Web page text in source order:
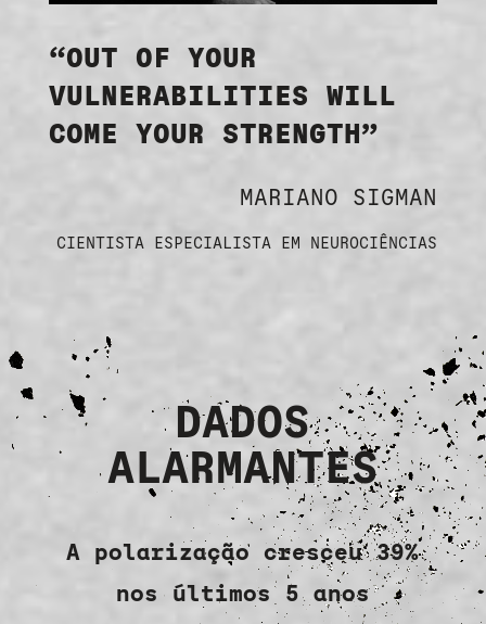
“OUT OF YOUR
VULNERABILITIES WILL
COME YOUR STRENGTH”
MARIANO SIGMAN
CIENTISTA ESPECIALISTA EM NEUROCIÊNCIAS
DADOS
ALARMANTES
A polarização cresceu 39%
nos últimos 5 anos